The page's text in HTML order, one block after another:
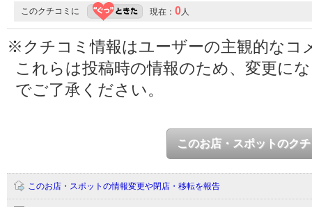
このクチコミに 現在： 0人
※クチコミ情報はユーザーの主観的なコ
これらは投稿時の情報のため、変更に
でご了承ください。
このお店・スポットのク
このお店・スポットの情報変更や閉店・移転を報告